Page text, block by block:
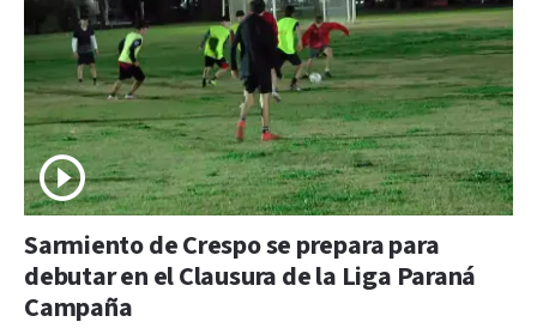
Sarmiento de Crespo se prepara para
debutar en el Clausura de la Liga Paraná
Campaña